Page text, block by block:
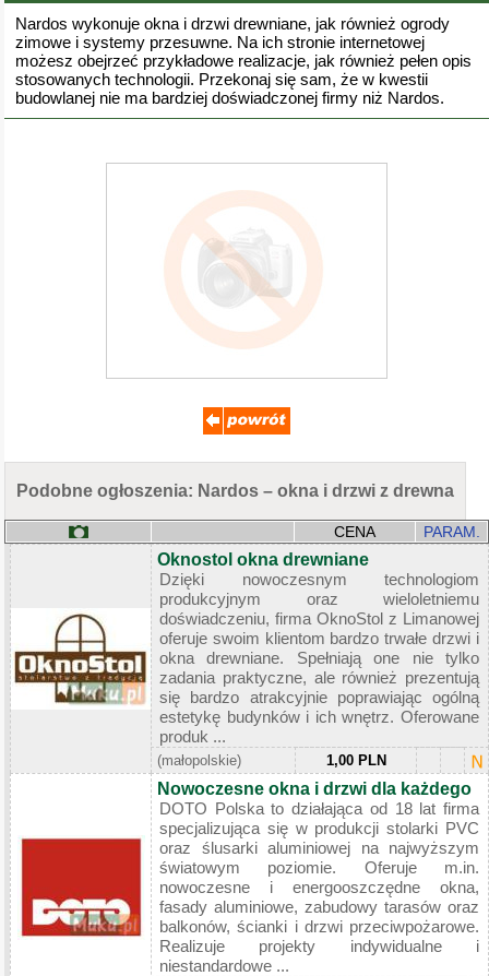
Nardos wykonuje okna i drzwi drewniane, jak również ogrody
zimowe i systemy przesuwne. Na ich stronie internetowej
możesz obejrzeć przykładowe realizacje, jak również pełen opis
stosowanych technologii. Przekonaj się sam, że w kwestii
budowlanej nie ma bardziej doświadczonej firmy niż Nardos.
Podobne ogłoszenia: Nardos – okna i drzwi z drewna
CENA PARAM.
Oknostol okna drewniane
Dzięki nowoczesnym technologiom
produkcyjnym oraz wieloletniemu
doświadczeniu, firma OknoStol z Limanowej
oferuje swoim klientom bardzo trwałe drzwi i
okna drewniane. Spełniają one nie tylko
zadania praktyczne, ale również prezentują
się bardzo atrakcyjnie poprawiając ogólną
estetykę budynków i ich wnętrz. Oferowane
produk ...
(małopolskie) 1,00 PLN
Nowoczesne okna i drzwi dla każdego
DOTO Polska to działająca od 18 lat firma
specjalizująca się w produkcji stolarki PVC
oraz ślusarki aluminiowej na najwyższym
światowym poziomie. Oferuje m.in.
nowoczesne i energooszczędne okna,
fasady aluminiowe, zabudowy tarasów oraz
balkonów, ścianki i drzwi przeciwpożarowe.
Realizuje projekty indywidualne i
niestandardowe ...